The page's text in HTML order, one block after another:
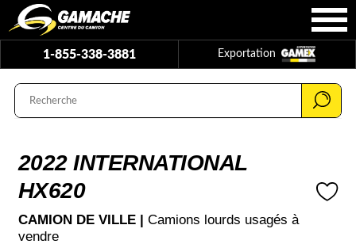
1-855-338-3881 Exportation
2022 INTERNATIONAL
HX620
CAMION DE VILLE | Camions lourds usagés à
vendre